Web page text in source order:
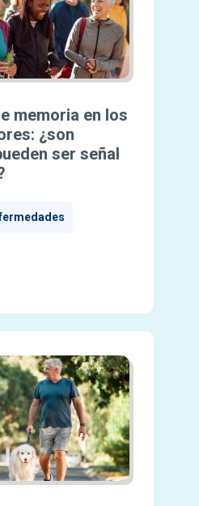
memoria en los
¿son
ser señal